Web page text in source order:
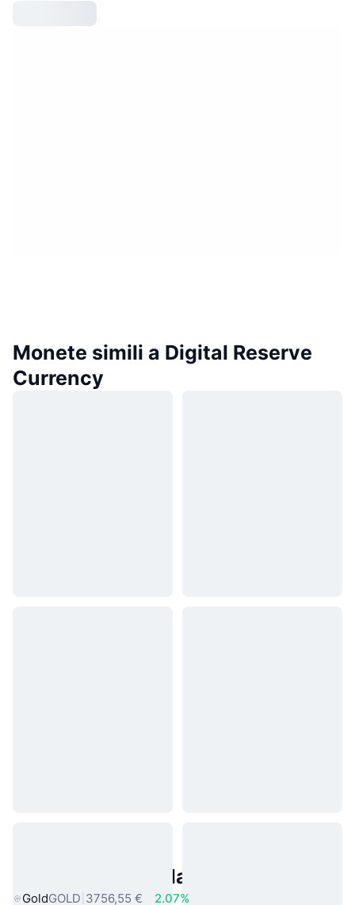
Monete simili a Digital Reserve
Currency
Asset reali popolari
GoldGOLD 3756,55 € 2.07%